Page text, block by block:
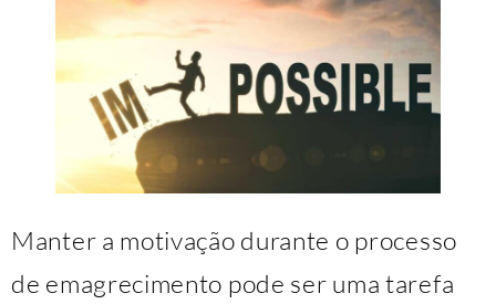
Manter a motivação durante o processo
de emagrecimento pode ser uma tarefa